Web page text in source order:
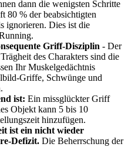
dann die wenigsten Schritte
80 % der beabsichtigten
ignorieren. Dies ist die
Griff-Disziplin - Der
des Charakters sind die
Ihr Muskelgedächtnis
Griffe, Schwünge und
ist: Ein missglückter Griff
Objekt kann 5 bis 10
hinzufügen.
ist ein nicht wieder
Defizit. Die Beherrschung der